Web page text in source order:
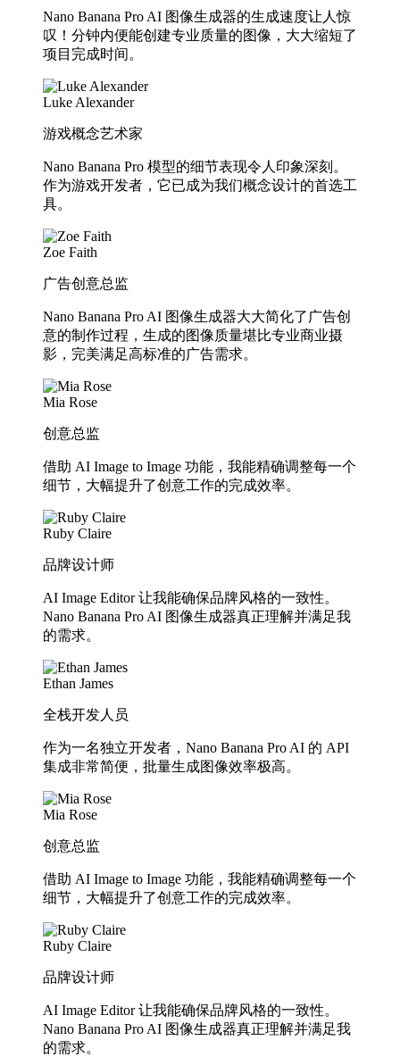
Nano Banana Pro AI 图像生成器的生成速度让人惊
叹！分钟内便能创建专业质量的图像，大大缩短了
项目完成时间。
Luke Alexander
游戏概念艺术家
Nano Banana Pro 模型的细节表现令人印象深刻。
作为游戏开发者，它已成为我们概念设计的首选工
具。
Zoe Faith
广告创意总监
Nano Banana Pro AI 图像生成器大大简化了广告创
意的制作过程，生成的图像质量堪比专业商业摄
影，完美满足高标准的广告需求。
Mia Rose
创意总监
借助 AI Image to Image 功能，我能精确调整每一个
细节，大幅提升了创意工作的完成效率。
Ruby Claire
品牌设计师
AI Image Editor 让我能确保品牌风格的一致性。
Nano Banana Pro AI 图像生成器真正理解并满足我
的需求。
Ethan James
全栈开发人员
作为一名独立开发者，Nano Banana Pro AI 的 API
集成非常简便，批量生成图像效率极高。
Mia Rose
创意总监
借助 AI Image to Image 功能，我能精确调整每一个
细节，大幅提升了创意工作的完成效率。
Ruby Claire
品牌设计师
AI Image Editor 让我能确保品牌风格的一致性。
Nano Banana Pro AI 图像生成器真正理解并满足我
的需求。